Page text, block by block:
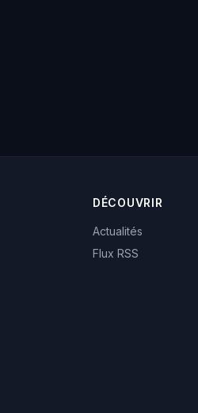
DÉCOUVRIR
Actualités
Flux RSS